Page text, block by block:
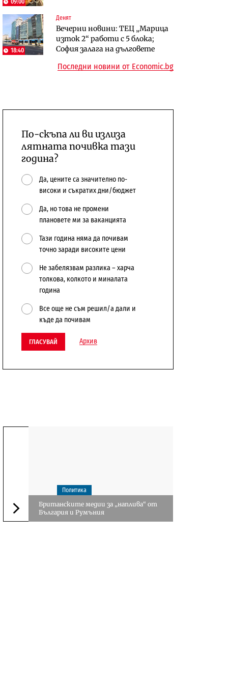
18:40
Денят
Вечерни новини: ТЕЦ „Марица
изток 2“ работи с 5 блока;
София залага на дълговете
Digi&AI
Трафикът толкова е намалял,
че големи медии обмислят да се
Компании
„Ендуросат“ ще строи огромен
космически и отбранителен
Последни новини от Economic.bg
По-скъпа ли ви излиза
лятната почивка тази
година?
Да, цените са значително по-
високи и съкратих дни/бюджет
Да, но това не промени
плановете ми за ваканцията
Тази година няма да почивам
точно заради високите цени
Не забелязвам разлика – харча
толкова, колкото и миналата
година
Все още не съм решил/а дали и
къде да почивам
ГЛАСУВАЙ Архив
Следваща новина
Политика
Британските медии за „наплива“ от
България и Румъния